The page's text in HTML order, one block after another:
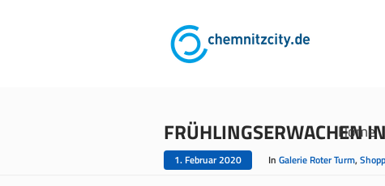
Home
FRÜHLINGSERWACHEN
1. Februar 2020 In Galerie Roter Turm,